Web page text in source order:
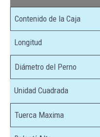
Contenido de la Caja
Longitud
Diámetro del Perno
Unidad Cuadrada
Tuerca Maxima